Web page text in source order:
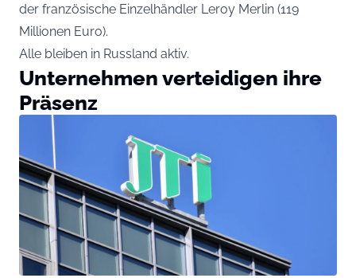
der französische Einzelhändler Leroy Merlin (119
Millionen Euro).
Alle bleiben in Russland aktiv.
Unternehmen verteidigen ihre
Präsenz